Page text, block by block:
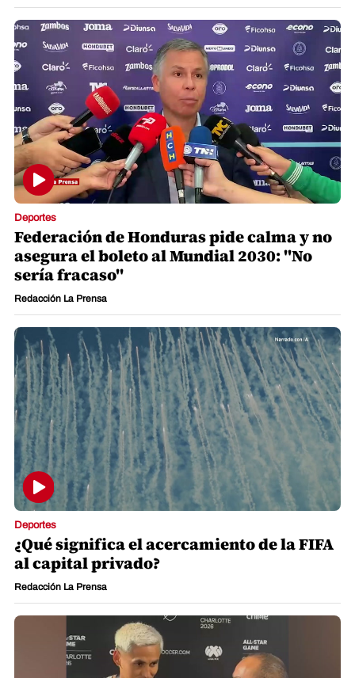
Deportes
Federación de Honduras pide calma y no
asegura el boleto al Mundial 2030: "No
sería fracaso"
Redacción La Prensa
Deportes
¿Qué significa el acercamiento de la FIFA
al capital privado?
Redacción La Prensa